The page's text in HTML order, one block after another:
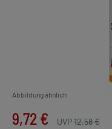
Abbildung ähnlich
9,72 € UVP12,58 €